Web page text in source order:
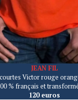
JEAN FIL
Victor rouge
% français et
120 euros